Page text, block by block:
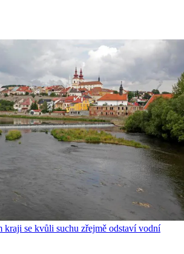
kraji se kvůli suchu zřejmě odstaví vodní